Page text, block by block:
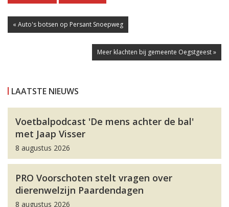
« Auto's botsen op Persant Snoepweg
Meer klachten bij gemeente Oegstgeest »
LAATSTE NIEUWS
Voetbalpodcast 'De mens achter de bal'
met Jaap Visser
8 augustus 2026
PRO Voorschoten stelt vragen over
dierenwelzijn Paardendagen
8 augustus 2026